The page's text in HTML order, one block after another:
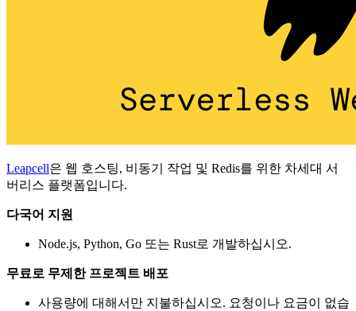
Leapcell은 웹 호스팅, 비동기 작업 및 Redis를 위한 차세대 서
버리스 플랫폼입니다.
다국어 지원
Node.js, Python, Go 또는 Rust로 개발하십시오.
무료로 무제한 프로젝트 배포
사용량에 대해서만 지불하십시오. 요청이나 요금이 없습